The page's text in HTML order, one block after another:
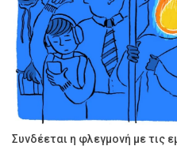
Συνδέεται η φλεγμονή με τις